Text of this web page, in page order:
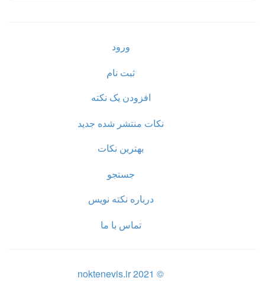
ورود
ثبت نام
افزودن یک نکته
نکات منتشر شده جدید
بهترین نکات
جستجو
درباره نکته نویس
تماس با ما
© noktenevis.ir 2021